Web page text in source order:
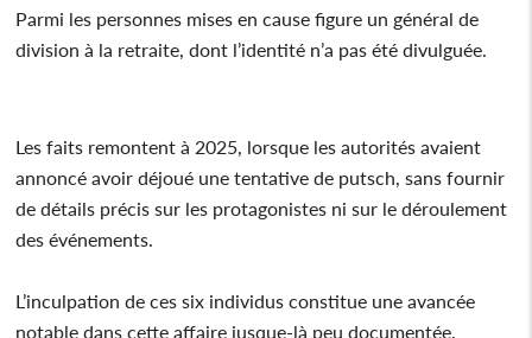
Parmi les personnes mises en cause figure un général de
division à la retraite, dont l’identité n’a pas été divulguée.
Les faits remontent à 2025, lorsque les autorités avaient
annoncé avoir déjoué une tentative de putsch, sans fournir
de détails précis sur les protagonistes ni sur le déroulement
des événements.
L’inculpation de ces six individus constitue une avancée
notable dans cette affaire jusque-là peu documentée.